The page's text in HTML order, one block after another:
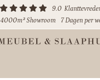
9.0
4000m² Showroom
7 Dagen per